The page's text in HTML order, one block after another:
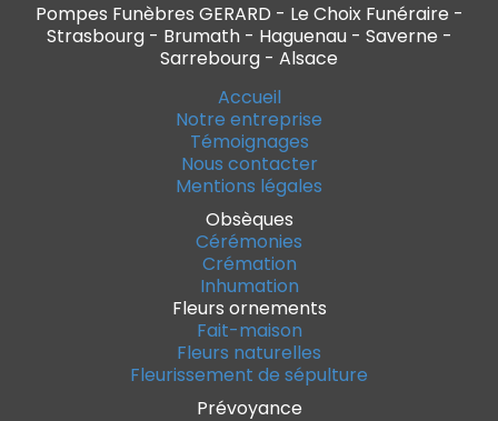
Pompes Funèbres GERARD - Le Choix Funéraire -
Strasbourg - Brumath - Haguenau - Saverne -
Sarrebourg - Alsace
Accueil
Notre entreprise
Témoignages
Nous contacter
Mentions légales
Obsèques
Cérémonies
Crémation
Inhumation
Fleurs ornements
Fait-maison
Fleurs naturelles
Fleurissement de sépulture
Prévoyance